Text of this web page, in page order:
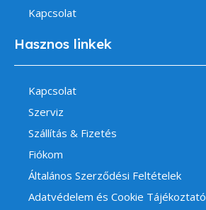
Kapcsolat
Hasznos linkek
Kapcsolat
Szerviz
Szállítás & Fizetés
Fiókom
Általános Szerződési Feltételek
Adatvédelem és Cookie Tájékoztató